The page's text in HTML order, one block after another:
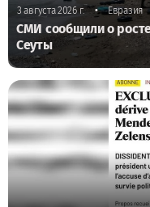
3 августа 2026 г. • Евразия
СМИ сообщили о
Сеуты